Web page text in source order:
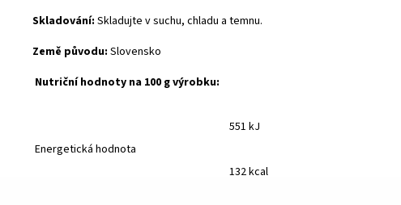
Skladování: Skladujte v suchu, chladu a temnu.
Země původu: Slovensko
Nutriční hodnoty na 100 g výrobku:
Energetická hodnota
551 kJ
132 kcal